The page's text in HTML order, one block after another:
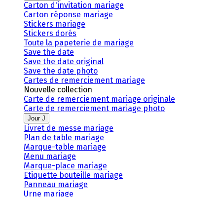
Carton d'invitation mariage
Carton réponse mariage
Stickers mariage
Stickers dorés
Toute la papeterie de mariage
Save the date
Save the date original
Save the date photo
Cartes de remerciement mariage
Nouvelle collection
Carte de remerciement mariage originale
Carte de remerciement mariage photo
Jour J
Livret de messe mariage
Plan de table mariage
Marque-table mariage
Menu mariage
Marque-place mariage
Etiquette bouteille mariage
Panneau mariage
Urne mariage